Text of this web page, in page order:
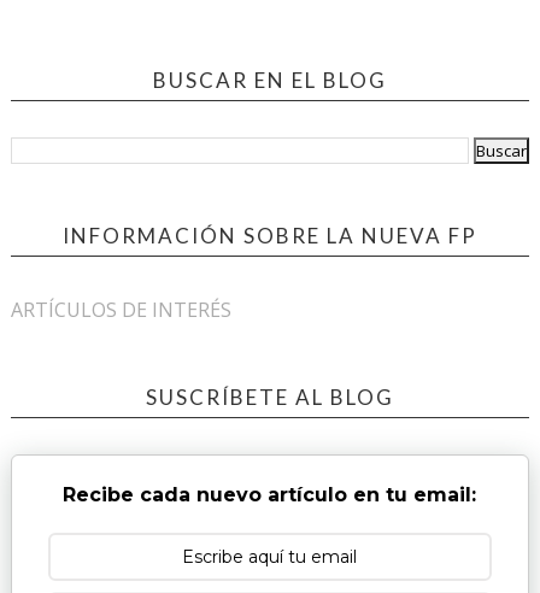
BUSCAR EN EL BLOG
INFORMACIÓN SOBRE LA NUEVA FP
ARTÍCULOS DE INTERÉS
SUSCRÍBETE AL BLOG
Recibe cada nuevo artículo en tu email: